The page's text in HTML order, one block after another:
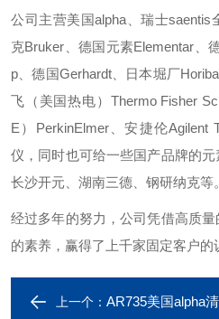
公司主营美国alpha、瑞士
克Bruker、德国元素Elementar、
p、德国Gerhardt、日本堀厂
飞（美国热电）Thermo Fisher
E）PerkinElmer、安捷伦Agilent
仪，同时也可给一些国产品牌的
长沙开元、湖南三德、钢研纳克等。
经过多年的努力，公司凭借高质
的素养，赢得了上千家固定客户的
上一个： AR735美国alpha